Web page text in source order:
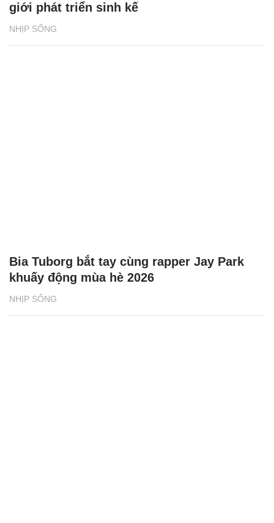
NHỊP SỐNG
giới phát triển sinh kế
NHỊP SỐNG
Bia Tuborg bắt tay cùng rapper Jay Park
khuấy động mùa hè 2026